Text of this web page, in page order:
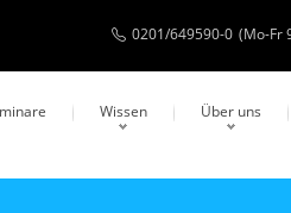
0201/649590-0 (Mo-Fr
Wissen Über uns